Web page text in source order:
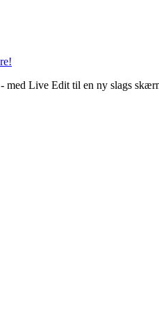
med Live Edit til en ny slags